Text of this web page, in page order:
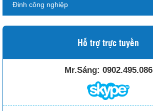
Đinh công nghiệp
Hỗ trợ trực tuyến
Mr.Sáng: 0902.495.086